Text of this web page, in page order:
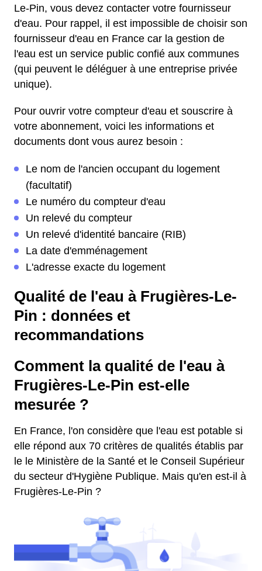
Le-Pin, vous devez contacter votre fournisseur
d'eau. Pour rappel, il est impossible de choisir son
fournisseur d'eau en France car la gestion de
l'eau est un service public confié aux communes
(qui peuvent le déléguer à une entreprise privée
unique).
Pour ouvrir votre compteur d'eau et souscrire à
votre abonnement, voici les informations et
documents dont vous aurez besoin :
Le nom de l'ancien occupant du logement
(facultatif)
Le numéro du compteur d'eau
Un relevé du compteur
Un relevé d'identité bancaire (RIB)
La date d'emménagement
L'adresse exacte du logement
Qualité de l'eau à Frugières-Le-
Pin : données et
recommandations
Comment la qualité de l'eau à
Frugières-Le-Pin est-elle
mesurée ?
En France, l'on considère que l'eau est potable si
elle répond aux 70 critères de qualités établis par
le le Ministère de la Santé et le Conseil Supérieur
du secteur d'Hygiène Publique. Mais qu'en est-il à
Frugières-Le-Pin ?